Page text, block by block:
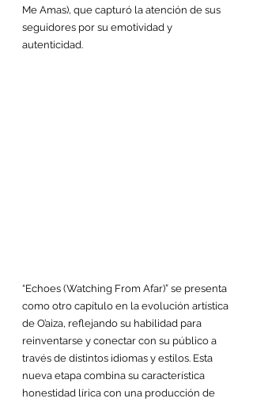
Me Amas), que capturó la atención de sus
seguidores por su emotividad y
autenticidad.
“Echoes (Watching From Afar)” se presenta
como otro capítulo en la evolución artística
de O’aiza, reflejando su habilidad para
reinventarse y conectar con su público a
través de distintos idiomas y estilos. Esta
nueva etapa combina su característica
honestidad lírica con una producción de